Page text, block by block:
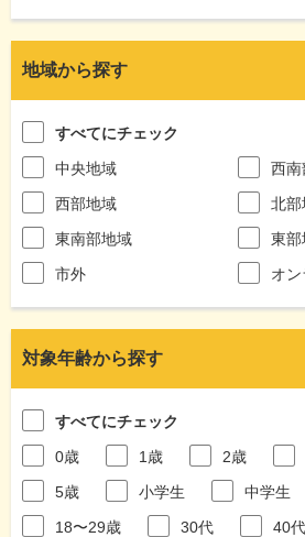
地域から探す
すべてにチェック
中央地域
西南
西部地域
北部
東南部地域
東部
市外
オ
対象年齢から探す
すべてにチェック
0歳
1歳 2歳
5歳
小学生 中学生
18〜29歳
30代 40代